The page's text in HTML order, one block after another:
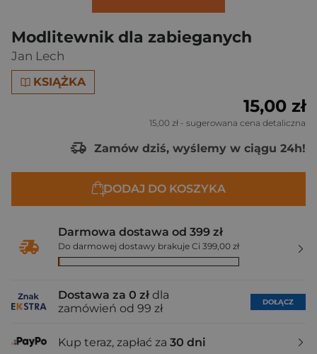
Modlitewnik dla zabieganych
Jan Lech
KSIĄŻKA
15,00 zł
15,00 zł - sugerowana cena detaliczna
Zamów dziś, wyślemy w ciągu 24h!
DODAJ DO KOSZYKA
Darmowa dostawa od 399 zł
Do darmowej dostawy brakuje Ci 399,00 zł
Dostawa za 0 zł dla
zamówień od 99 zł
DOŁĄCZ
Kup teraz, zapłać za 30 dni